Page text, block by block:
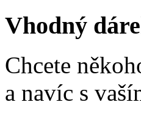
Vhodný
Chcete
a navíc s